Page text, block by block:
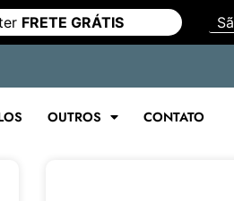
FRETE GRÁTIS
OUTROS CONTATO